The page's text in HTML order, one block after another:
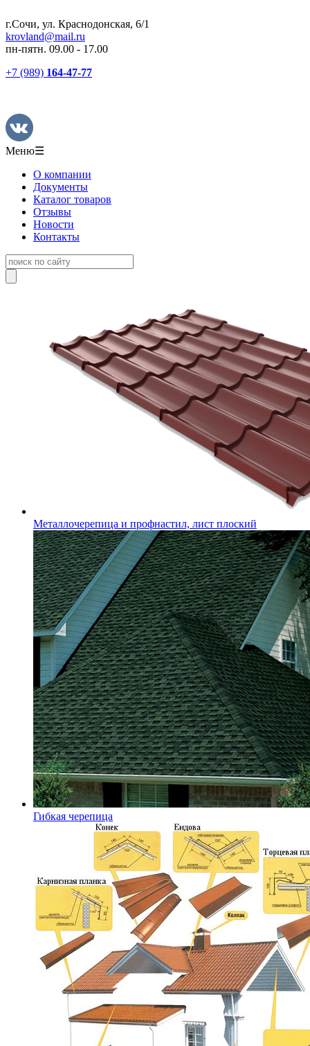
г.Сочи, ул. Краснодонская, 6/1
krovland@mail.ru
пн-пятн. 09.00 - 17.00
+7 (989) 164-47-77
Меню☰
О компании
Документы
Каталог товаров
Отзывы
Новости
Контакты
Металлочерепица и профнастил, лист плоский
Гибкая черепица